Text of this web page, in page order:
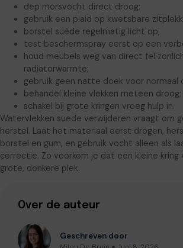
dep morsvocht direct droog;
gebruik een plaid op kwetsbare
borstel suède regelmatig licht op;
test beschermspray eerst op een
houd meubels weg van direct fel
radiatorwarmte;
gebruik geen natte doek voor normaal
behandel kleine vlekken meteen droog;
schakel bij grote kringen vroeg hulp in.
Watervlekken suede verwijderen vraagt om
herstel. Laat het materiaal eerst drogen,
borstel en gum, en gebruik vocht alleen als
correctie. Zo voorkom je dat een kleine kring
grote, donkere plek.
Over de auteur
Geschreven door